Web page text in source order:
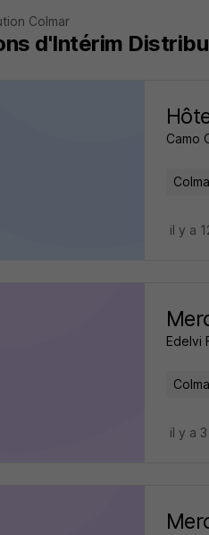
Colmar
d'Intérim
Camo
il y a
Edelvi
il y a